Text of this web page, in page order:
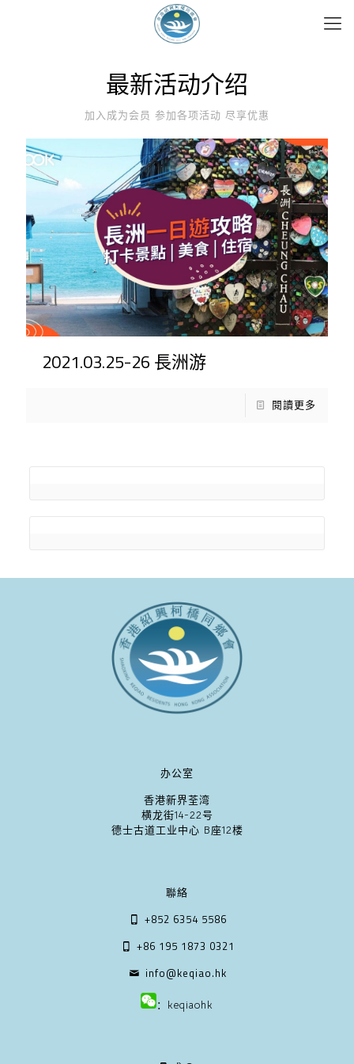
最新活动介绍
加入成为会员 参加各项活动 尽享优惠
2021.03.25-26 長洲游
閱讀更多
办公室
香港新界荃湾
横龙街14-22号
德士古道工业中心 B座12楼
聯絡
+852 6354 5586
+86 195 1873 0321
info@keqiao.hk
：keqiaohk